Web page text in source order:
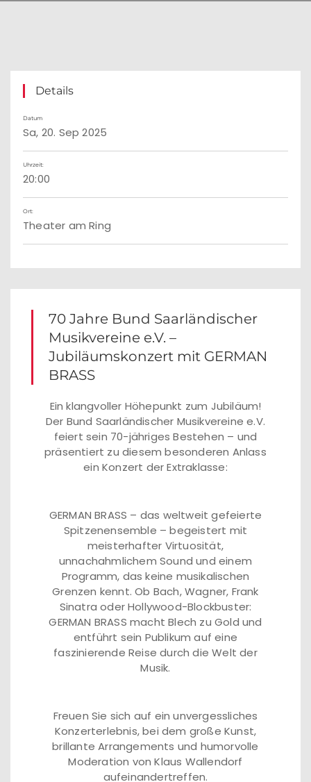
Details
Datum
Sa, 20. Sep 2025
Uhrzeit:
20:00
Ort:
Theater am Ring
70 Jahre Bund Saarländischer
Musikvereine e.V. –
Jubiläumskonzert mit GERMAN
BRASS
Ein klangvoller Höhepunkt zum Jubiläum!
Der Bund Saarländischer Musikvereine e.V.
feiert sein 70-jähriges Bestehen – und
präsentiert zu diesem besonderen Anlass
ein Konzert der Extraklasse:
GERMAN BRASS – das weltweit gefeierte
Spitzenensemble – begeistert mit
meisterhafter Virtuosität,
unnachahmlichem Sound und einem
Programm, das keine musikalischen
Grenzen kennt. Ob Bach, Wagner, Frank
Sinatra oder Hollywood-Blockbuster:
GERMAN BRASS macht Blech zu Gold und
entführt sein Publikum auf eine
faszinierende Reise durch die Welt der
Musik.
Freuen Sie sich auf ein unvergessliches
Konzerterlebnis, bei dem große Kunst,
brillante Arrangements und humorvolle
Moderation von Klaus Wallendorf
aufeinandertreffen.